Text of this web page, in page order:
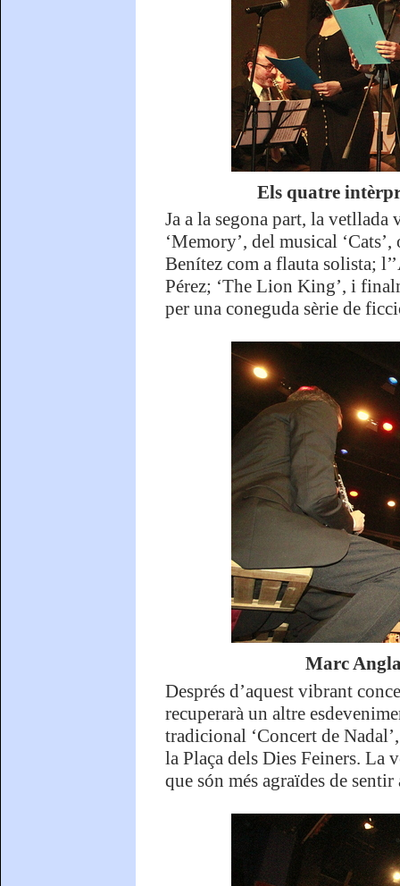
Els quatre
Ja a la segona part, la vetllada
‘Memory’, del musical
Benítez com a flauta solista;
Pérez; ‘The Lion King’, i
per una coneguda sèrie de
Marc
Després d’aquest vibrant
recuperarà un altre
tradicional ‘Concert de
la Plaça dels Dies Feiners. La
que són més agraïdes de